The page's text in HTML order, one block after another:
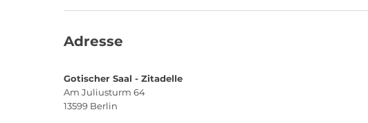
Adresse
Gotischer Saal - Zitadelle
Am Juliusturm 64
13599 Berlin